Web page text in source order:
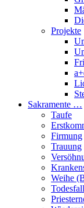
Projekte
Sakramente …
Taufe
Firmung
Trauung
Weihe
Todesfall